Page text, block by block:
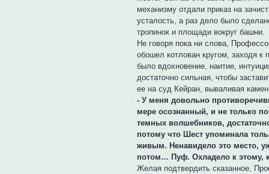
механизму отдали приказ на
усталость, а раз дело было
тропинок и площади вокруг башни.
Не говоря пока ни слова,
обошел котлован кругом, заходя к
было вдохновение, наитие,
достаточно сильная, чтобы
ее на суд Кейран, вываливая
- У меня довольно
мере осознанный, и не только
темных волшебников,
потому что Шест упоминала
живым. Ненавидело это место,
потом… Пуф. Охладело к этому,
Желая подтвердить сказанное,